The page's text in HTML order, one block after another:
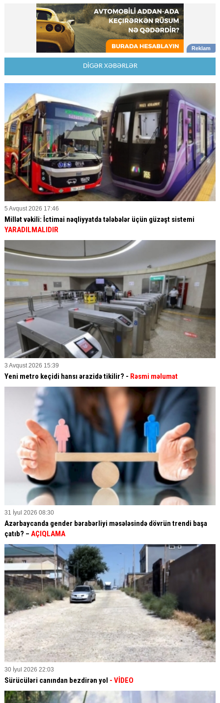
DİGƏR XƏBƏRLƏR
5 Avqust 2026 17:46
Millət vəkili: İctimai nəqliyyatda tələbələr üçün güzəşt sistemi
YARADILMALIDIR
3 Avqust 2026 15:39
Yeni metro keçidi hansı ərazidə tikilir? - Rəsmi məlumat
31 İyul 2026 08:30
Azərbaycanda gender bərabərliyi məsələsində dövrün trendi başa
çatıb? – AÇIQLAMA
30 İyul 2026 22:03
Sürücüləri canından bezdirən yol - VİDEO